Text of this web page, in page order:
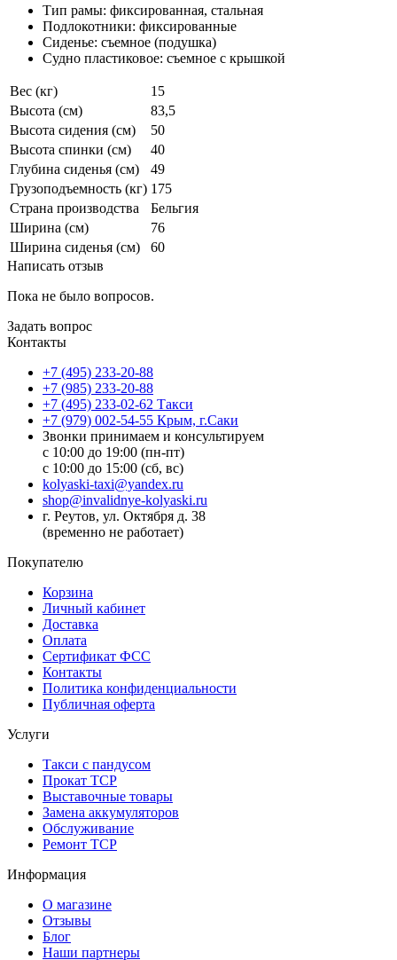
Тип рамы: фиксированная, стальная
Подлокотники: фиксированные
Сиденье: съемное (подушка)
Судно пластиковое: съемное с крышкой
Вес (кг)
15
Высота (см)
83,5
Высота сидения (см)
50
Высота спинки (см)
40
Глубина сиденья (см)
49
Грузоподъемность (кг) 175
Страна производства
Бельгия
Ширина (см)
76
Ширина сиденья (см)
60
Написать отзыв
Пока не было вопросов.
Задать вопрос
Контакты
+7 (495) 233-20-88
+7 (985) 233-20-88
+7 (495) 233-02-62 Такси
+7 (979) 002-54-55 Крым, г.Саки
Звонки принимаем и консультируем
с 10:00 до 19:00 (пн-пт)
с 10:00 до 15:00 (сб, вс)
kolyaski-taxi@yandex.ru
shop@invalidnye-kolyaski.ru
г. Реутов, ул. Октября д. 38
(временно не работает)
Покупателю
Корзина
Личный кабинет
Доставка
Оплата
Сертификат ФСС
Контакты
Политика конфиденциальности
Публичная оферта
Услуги
Такси с пандусом
Прокат ТСР
Выставочные товары
Замена аккумуляторов
Обслуживание
Ремонт ТСР
Информация
О магазине
Отзывы
Блог
Наши партнеры